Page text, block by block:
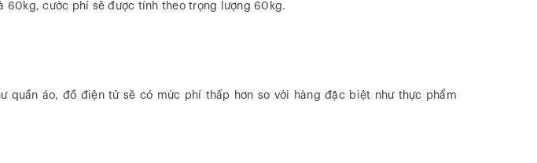
60kg, cước phí sẽ được tính theo trọng lượng 60kg.
quần áo, đồ điện tử sẽ có mức phí thấp hơn so với hàng đặc biệt như thực phẩm